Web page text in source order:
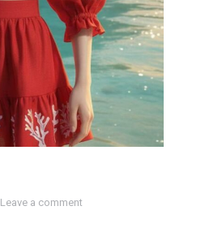
Leave a comment